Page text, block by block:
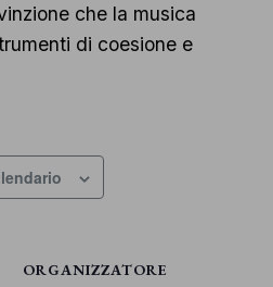
che la musica
di coesione e
ORGANIZZATORE